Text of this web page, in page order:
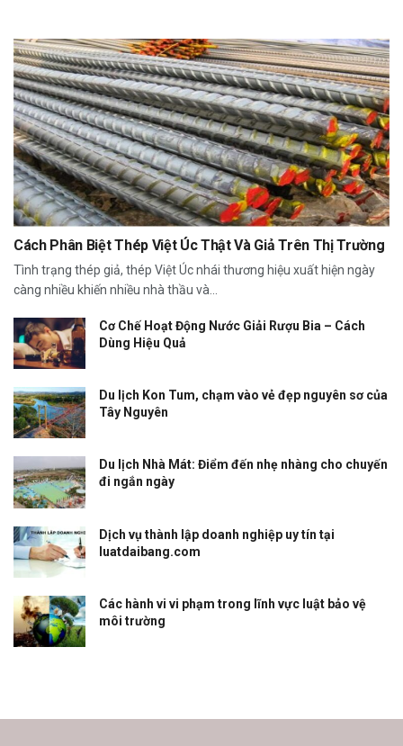
Cách Phân Biệt Thép Việt Úc Thật Và Giả Trên Thị Trường
Tình trạng thép giả, thép Việt Úc nhái thương hiệu xuất hiện ngày
càng nhiều khiến nhiều nhà thầu và...
Cơ Chế Hoạt Động Nước Giải Rượu Bia – Cách
Dùng Hiệu Quả
Du lịch Kon Tum, chạm vào vẻ đẹp nguyên sơ của
Tây Nguyên
Du lịch Nhà Mát: Điểm đến nhẹ nhàng cho chuyến
đi ngắn ngày
Dịch vụ thành lập doanh nghiệp uy tín tại
luatdaibang.com
Các hành vi vi phạm trong lĩnh vực luật bảo vệ
môi trường